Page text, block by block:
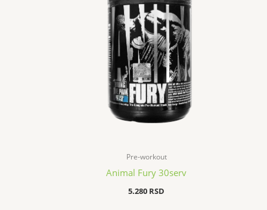
Pre-workout
Animal Fury 30serv
5.280 RSD